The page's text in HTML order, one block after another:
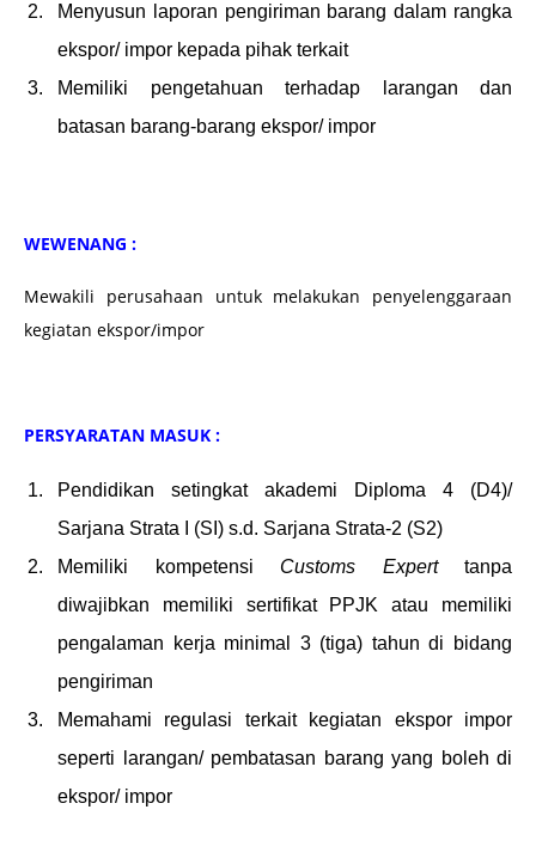
Menyusun laporan pengiriman barang dalam rangka
ekspor/ impor kepada pihak terkait
Memiliki pengetahuan terhadap larangan dan
batasan barang-barang ekspor/ impor
WEWENANG :
Mewakili perusahaan untuk melakukan penyelenggaraan
kegiatan ekspor/impor
PERSYARATAN MASUK :
Pendidikan setingkat akademi Diploma 4 (D4)/
Sarjana Strata I (SI) s.d. Sarjana Strata-2 (S2)
Memiliki kompetensi Customs Experttanpa
diwajibkan memiliki sertifikat PPJK atau memiliki
pengalaman kerja minimal 3 (tiga) tahun di bidang
pengiriman
Memahami regulasi terkait kegiatan ekspor impor
seperti larangan/ pembatasan barang yang boleh di
ekspor/ impor